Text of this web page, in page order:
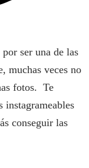
ser una de las
muchas veces no
fotos. Te
instagrameables
conseguir las